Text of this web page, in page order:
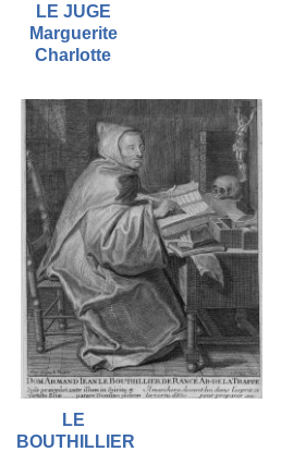
LE JUGE
Marguerite
Charlotte
LE
BOUTHILLIER